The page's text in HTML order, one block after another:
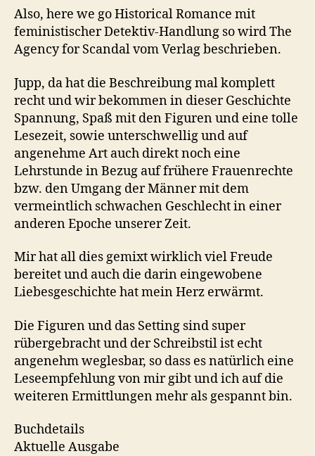
Also, here we go Historical Romance mit
feministischer Detektiv-Handlung so wird The
Agency for Scandal vom Verlag beschrieben.
Jupp, da hat die Beschreibung mal komplett
recht und wir bekommen in dieser Geschichte
Spannung, Spaß mit den Figuren und eine tolle
Lesezeit, sowie unterschwellig und auf
angenehme Art auch direkt noch eine
Lehrstunde in Bezug auf frühere Frauenrechte
bzw. den Umgang der Männer mit dem
vermeintlich schwachen Geschlecht in einer
anderen Epoche unserer Zeit.
Mir hat all dies gemixt wirklich viel Freude
bereitet und auch die darin eingewobene
Liebesgeschichte hat mein Herz erwärmt.
Die Figuren und das Setting sind super
rübergebracht und der Schreibstil ist echt
angenehm weglesbar, so dass es natürlich eine
Leseempfehlung von mir gibt und ich auf die
weiteren Ermittlungen mehr als gespannt bin.
Buchdetails
Aktuelle Ausgabe